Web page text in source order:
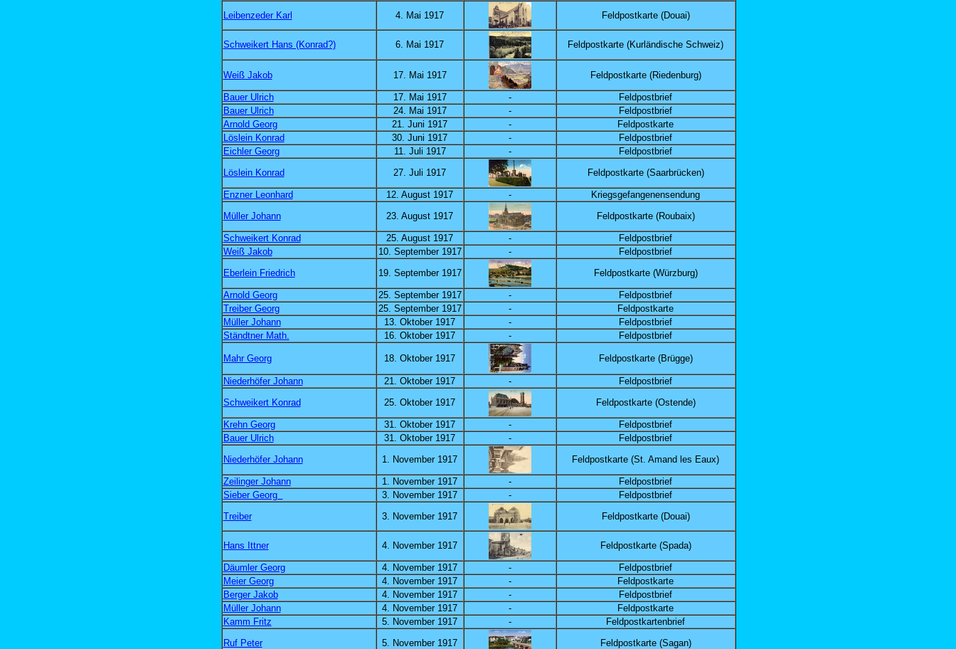
Leibenzeder Karl
4. Mai 1917 Feldpostkarte (Douai)
Schweikert Hans (Konrad?) 6. Mai 1917 Feldpostkarte (Kurländische Schweiz)
Weiß Jakob 17. Mai 1917 Feldpostkarte (Riedenburg)
Bauer Ulrich 17. Mai 1917 -
Feldpostbrief
Bauer Ulrich
24. Mai 1917 -
Feldpostbrief
Arnold Georg
21. Juni 1917 -
Feldpostkarte
Löslein Konrad
30. Juni 1917 -
Feldpostbrief
Eichler Georg
11. Juli 1917 -
Feldpostbrief
Löslein Konrad
27. Juli 1917 Feldpostkarte (Saarbrücken)
Enzner Leonhard 12. August 1917 -
Kriegsgefangenensendung
Müller Johann
23. August 1917 Feldpostkarte (Roubaix)
Schweikert Konrad 25. August 1917 -
Feldpostbrief
Weiß Jakob
10. September 1917 -
Feldpostbrief
Eberlein Friedrich
19. September 1917 Feldpostkarte (Würzburg)
Arnold Georg 25. September 1917 -
Feldpostbrief
Treiber Georg
25. September 1917 -
Feldpostkarte
Müller Johann
13. Oktober 1917 -
Feldpostbrief
Ständtner Math.
16. Oktober 1917 - Feldpostbrief
Mahr Georg 18. Oktober 1917 Feldpostkarte (Brügge)
Niederhöfer Johann 21. Oktober 1917 -
Feldpostbrief
Schweikert Konrad
25. Oktober 1917 Feldpostkarte (Ostende)
Krehn Georg 31. Oktober 1917 -
Feldpostbrief
Bauer Ulrich
31. Oktober 1917 -
Feldpostbrief
Niederhöfer Johann
1. November 1917 Feldpostkarte (St. Amand les Eaux)
Zeilinger Johann 1. November 1917 -
Feldpostbrief
Sieber Georg
3. November 1917 -
Feldpostbrief
Treiber
3. November 1917 Feldpostkarte (Douai)
Hans Ittner 4. November 1917 Feldpostkarte (Spada)
Däumler Georg 4. November 1917 -
Feldpostbrief
Meier Georg
4. November 1917 -
Feldpostkarte
Berger Jakob
4. November 1917 -
Feldpostbrief
Müller Johann
4. November 1917 -
Feldpostkarte
Kamm Fritz
5. November 1917 -
Feldpostkartenbrief
Ruf Peter
5. November 1917
Feldpostkarte (Sagan)